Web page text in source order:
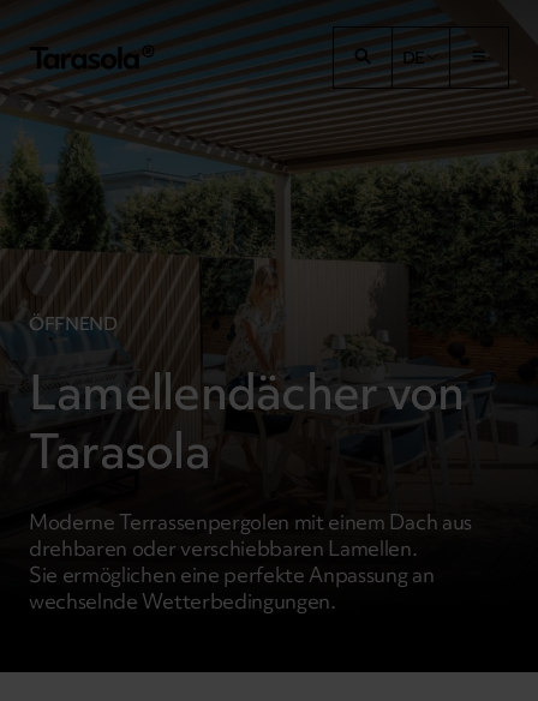
DE
ÖFFNEND
Lamellendächer von
Tarasola
Moderne Terrassenpergolen mit einem Dach aus
drehbaren oder verschiebbaren Lamellen.
Sie ermöglichen eine perfekte Anpassung an
wechselnde Wetterbedingungen.